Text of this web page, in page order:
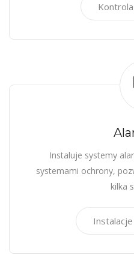
Instaluje systemy
systemami ochrony,
kilka